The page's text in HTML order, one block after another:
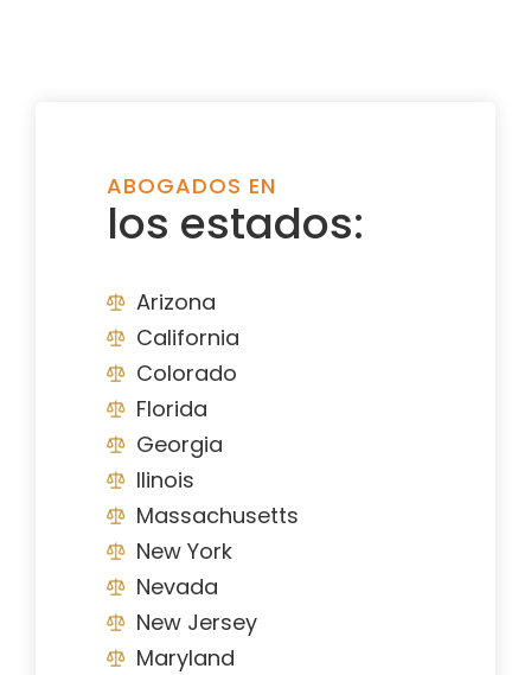
ABOGADOS EN
los estados:
Arizona
California
Colorado
Florida
Georgia
Ilinois
Massachusetts
New York
Nevada
New Jersey
Maryland